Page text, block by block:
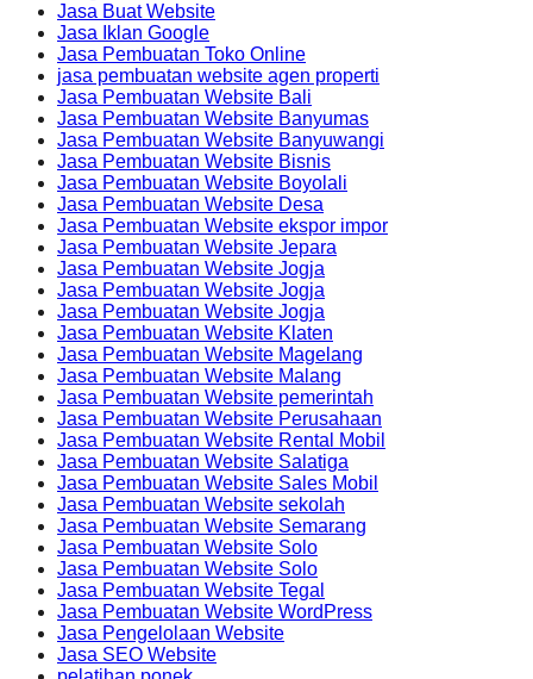
Jasa Buat Website
Jasa Iklan Google
Jasa Pembuatan Toko Online
jasa pembuatan website agen properti
Jasa Pembuatan Website Bali
Jasa Pembuatan Website Banyumas
Jasa Pembuatan Website Banyuwangi
Jasa Pembuatan Website Bisnis
Jasa Pembuatan Website Boyolali
Jasa Pembuatan Website Desa
Jasa Pembuatan Website ekspor impor
Jasa Pembuatan Website Jepara
Jasa Pembuatan Website Jogja
Jasa Pembuatan Website Jogja
Jasa Pembuatan Website Jogja
Jasa Pembuatan Website Klaten
Jasa Pembuatan Website Magelang
Jasa Pembuatan Website Malang
Jasa Pembuatan Website pemerintah
Jasa Pembuatan Website Perusahaan
Jasa Pembuatan Website Rental Mobil
Jasa Pembuatan Website Salatiga
Jasa Pembuatan Website Sales Mobil
Jasa Pembuatan Website sekolah
Jasa Pembuatan Website Semarang
Jasa Pembuatan Website Solo
Jasa Pembuatan Website Solo
Jasa Pembuatan Website Tegal
Jasa Pembuatan Website WordPress
Jasa Pengelolaan Website
Jasa SEO Website